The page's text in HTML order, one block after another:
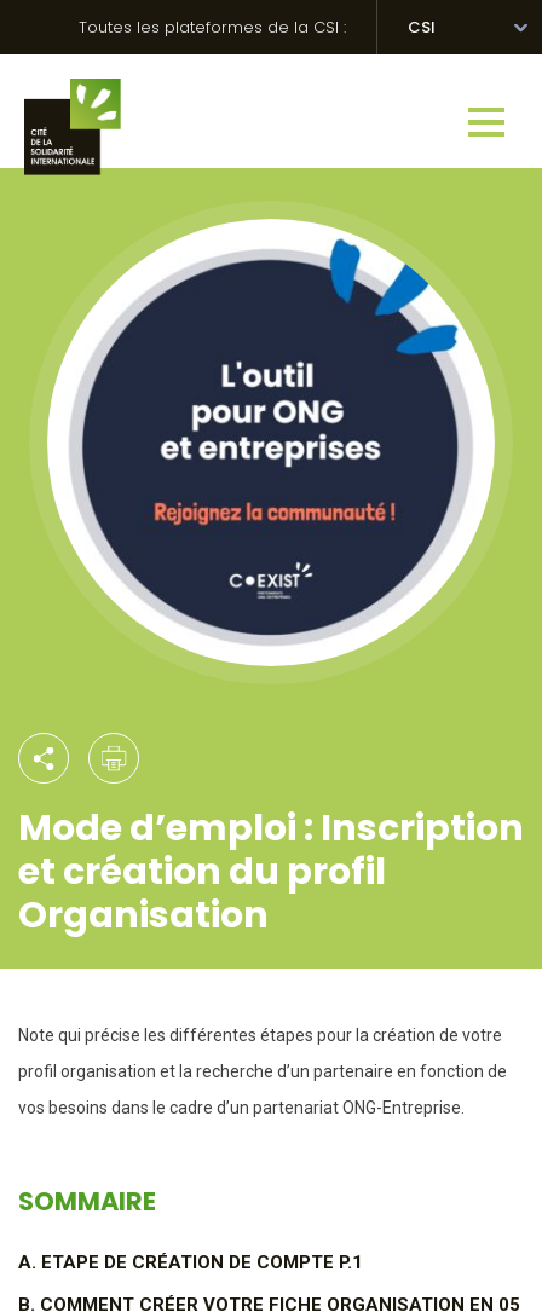
Toutes les plateformes de la CSI : CSI
Mode d’emploi : Inscription
et création du profil
Organisation
Note qui précise les différentes étapes pour la création de votre
profil organisation et la recherche d’un partenaire en fonction de
vos besoins dans le cadre d’un partenariat ONG-Entreprise.
SOMMAIRE
A. ETAPE DE CRÉATION DE COMPTE P.1
B. COMMENT CRÉER VOTRE FICHE ORGANISATION EN 05